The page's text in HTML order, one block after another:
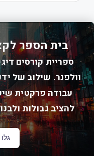
בית הספר
ספריית קורסים
וולפנר. שילוב של
עבודה פרקטית
להציב גבולות